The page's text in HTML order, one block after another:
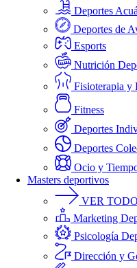
Deportes
Deportes de
Esports
Nutrición
Fisioterapia y
Fitness
Deportes
Deportes
Ocio y
Masters deportivos
VER
Marketing
Psicología
Dirección y